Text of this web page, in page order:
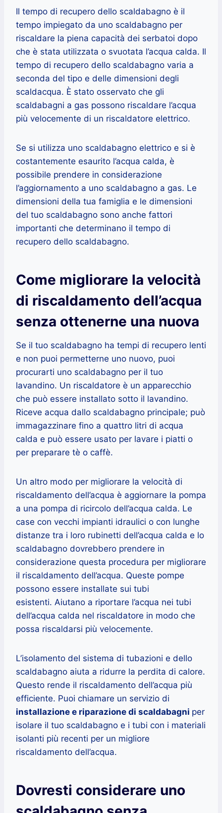
Il tempo di recupero dello scaldabagno è il
tempo impiegato da uno scaldabagno per
riscaldare la piena capacità dei serbatoi dopo
che è stata utilizzata o svuotata l’acqua calda. Il
tempo di recupero dello scaldabagno varia a
seconda del tipo e delle dimensioni degli
scaldacqua. È stato osservato che gli
scaldabagni a gas possono riscaldare l’acqua
più velocemente di un riscaldatore elettrico.
Se si utilizza uno scaldabagno elettrico e si è
costantemente esaurito l’acqua calda, è
possibile prendere in considerazione
l’aggiornamento a uno scaldabagno a gas. Le
dimensioni della tua famiglia e le dimensioni
del tuo scaldabagno sono anche fattori
importanti che determinano il tempo di
recupero dello scaldabagno.
Come migliorare la velocità
di riscaldamento dell’acqua
senza ottenerne una nuova
Se il tuo scaldabagno ha tempi di recupero lenti
e non puoi permetterne uno nuovo, puoi
procurarti uno scaldabagno per il tuo
lavandino. Un riscaldatore è un apparecchio
che può essere installato sotto il lavandino.
Riceve acqua dallo scaldabagno principale; può
immagazzinare fino a quattro litri di acqua
calda e può essere usato per lavare i piatti o
per preparare tè o caffè.
Un altro modo per migliorare la velocità di
riscaldamento dell’acqua è aggiornare la pompa
a una pompa di ricircolo dell’acqua calda. Le
case con vecchi impianti idraulici o con lunghe
distanze tra i loro rubinetti dell’acqua calda e lo
scaldabagno dovrebbero prendere in
considerazione questa procedura per migliorare
il riscaldamento dell’acqua. Queste pompe
possono essere installate sui tubi
esistenti. Aiutano a riportare l’acqua nei tubi
dell’acqua calda nel riscaldatore in modo che
possa riscaldarsi più velocemente.
L’isolamento del sistema di tubazioni e dello
scaldabagno aiuta a ridurre la perdita di calore.
Questo rende il riscaldamento dell’acqua più
efficiente. Puoi chiamare un servizio di
installazione e riparazione di scaldabagni per
isolare il tuo scaldabagno e i tubi con i materiali
isolanti più recenti per un migliore
riscaldamento dell’acqua.
Dovresti considerare uno